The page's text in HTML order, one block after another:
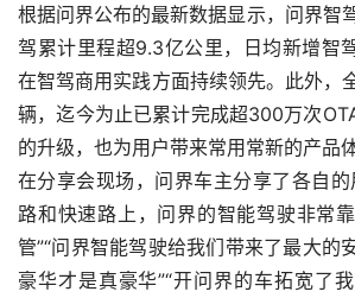
根据问界公布的最新数据显示，问界智
驾累计里程超9.3亿公里，日均新增智
在智驾商用实践方面持续领先。此外，
辆，迄今为止已累计完成超300万次
的升级，也为用户带来常用常新的产品体
在分享会现场，问界车主分享了各自
路和快速路上，问界的智能驾驶非常
管”“问界智能驾驶给我们带来了最大的
豪华才是真豪华”“开问界的车拓宽了